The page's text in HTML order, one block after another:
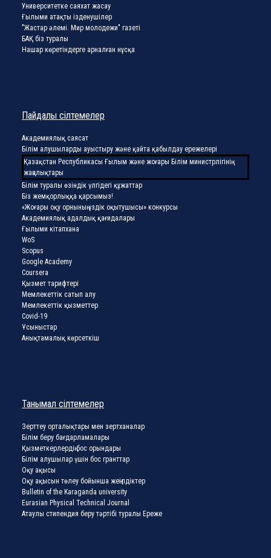
Университетке саяхат жасау
Ғылыми атақты ізденушілер
"Жастар әлемі. Мир молодежи" газеті
БАҚ біз туралы
Нашар көретіндерге арналған нұсқа
Пайдалы сілтемелер
Академиялық саясат
Білім алушыларды ауыстыру және қайта қабылдау ережелері
Қазақстан Республикасы Ғылым және жоғары Білім министрлігінің
жаңалықтары
Білім туралы өзіндік үлгідегі құжаттар
Біз жемқорлыққа қарсымыз!
«Жоғары оқу орнының үздік оқытушысы» конкурсы
Академиялық адалдық қағидалары
Ғылыми кітапхана
WoS
Scopus
Google Academy
Coursera
Қызмет тарифтері
Мемлекеттік сатып алу
Мемлекеттік қызметтер
Covid-19
Ұсыныстар
Анықтамалық көрсеткіш
Танымал сілтемелер
Зерттеу орталықтары мен зертханалар
Білім беру бағдарламалары
Қызметкерлердің бос орындары
Білім алушылар үшін бос гранттар
Оқу ақысы
Оқу ақысын төлеу бойынша жеңілдіктер
Bulletin of the Karaganda university
Eurasian Physical Technical Journal
Атаулы стипендия беру тәртібі туралы Ереже